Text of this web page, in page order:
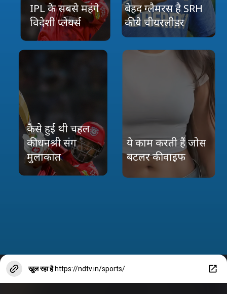
बेहद ग्लैमरस है SRH
की ये चीयरलीडर
कैसे हुई थी चहल
की धनश्री संग
मुलाकात
ये काम करती हैं जोस
बटलर की वाइफ
IPL के सबसे महंगे
विदेशी प्‍लेयर्स
खुल रहा है https://ndtv.in/sports/